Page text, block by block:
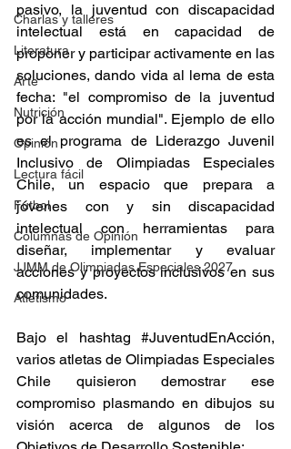
Charlas y talleres
Literatura
Arte
Nutrición
Opinión
Lectura fácil
Fútbol
Columnas de Opinión
JJMM de Olimpiadas Especiales 2027
Atletismo
pasivo, la juventud con discapacidad
intelectual está en capacidad de
proponer y participar activamente en las
soluciones, dando vida al lema de esta
fecha: "el compromiso de la juventud
por la acción mundial". Ejemplo de ello
es el programa de Liderazgo Juvenil
Inclusivo de Olimpiadas Especiales
Chile, un espacio que prepara a
jóvenes con y sin discapacidad
intelectual con herramientas para
diseñar, implementar y evaluar
acciones y proyectos inclusivos en sus
comunidades.
Bajo el hashtag #JuventudEnAcción,
varios atletas de Olimpiadas Especiales
Chile quisieron demostrar ese
compromiso plasmando en dibujos su
visión acerca de algunos de los